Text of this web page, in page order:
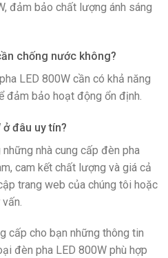
đảm bảo chất lượng ánh sáng
chống nước không?
LED 800W cần có khả năng
đảm bảo hoạt động ổn định.
ở đâu uy tín?
nhà cung cấp đèn pha
cam kết chất lượng và giá cả
trang web của chúng tôi hoặc
cấp cho bạn những thông tin
đèn pha LED 800W phù hợp